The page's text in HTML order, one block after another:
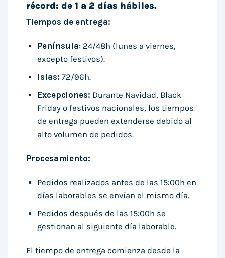
récord: de 1 a 2 días hábiles.
Tiempos de entrega:
Península: 24/48h (lunes a viernes,
excepto festivos).
Islas: 72/96h.
Excepciones: Durante Navidad, Black
Friday o festivos nacionales, los tiempos
de entrega pueden extenderse debido al
alto volumen de pedidos.
Procesamiento:
Pedidos realizados antes de las 15:00h en
días laborables se envían el mismo día.
Pedidos después de las 15:00h se
gestionan al siguiente día laborable.
El tiempo de entrega comienza desde la